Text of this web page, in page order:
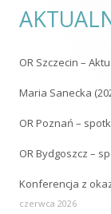
OR Szczecin –
Maria Sanecka
OR Poznań –
OR Bydgoszcz –
Konferencja z
czerwca 2026